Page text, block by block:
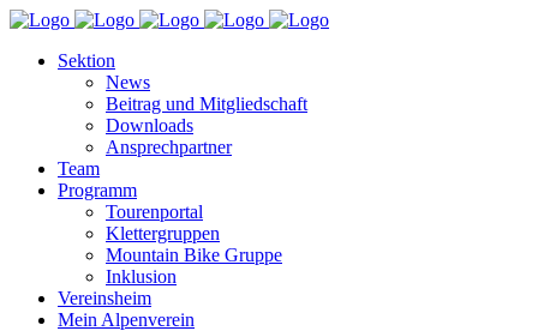
Sektion
News
Beitrag und Mitgliedschaft
Downloads
Ansprechpartner
Team
Programm
Tourenportal
Klettergruppen
Mountain Bike Gruppe
Inklusion
Vereinsheim
Mein Alpenverein